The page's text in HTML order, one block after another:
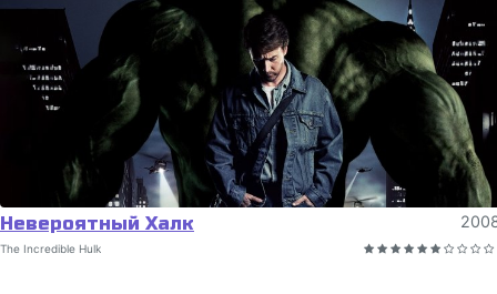
Невероятный Халк
The Incredible Hulk